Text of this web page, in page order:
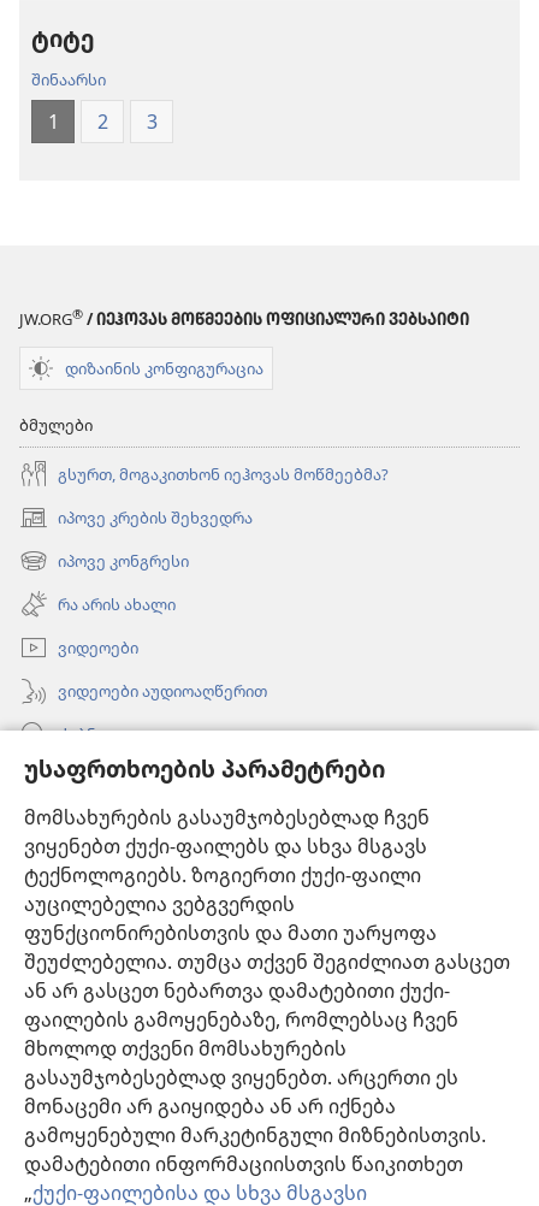
უსაფრთხოების პარამეტრები
მომსახურების გასაუმჯობესებლად ჩვენ
ვიყენებთ ქუქი-ფაილებს და სხვა მსგავს
ტექნოლოგიებს. ზოგიერთი ქუქი-ფაილი
აუცილებელია ვებგვერდის
ფუნქციონირებისთვის და მათი უარყოფა
შეუძლებელია. თუმცა თქვენ შეგიძლიათ გასცეთ
ან არ გასცეთ ნებართვა დამატებითი ქუქი-
ფაილების გამოყენებაზე, რომლებსაც ჩვენ
მხოლოდ თქვენი მომსახურების
გასაუმჯობესებლად ვიყენებთ. არცერთი ეს
მონაცემი არ გაიყიდება ან არ იქნება
გამოყენებული მარკეტინგული მიზნებისთვის.
დამატებითი ინფორმაციისთვის წაიკითხეთ
„ქუქი-ფაილებისა და სხვა მსგავსი
ტიტე
შინაარსი
1 2 3
JW.ORG® / ᲘᲔᲰᲝᲕᲐᲡ ᲛᲝᲬᲛᲔᲔᲑᲘᲡ ᲝᲤᲘᲪᲘᲐᲚᲣᲠᲘ ᲕᲔᲑᲡᲐᲘᲢᲘ
დიზაინის კონფიგურაცია
ბმულები
გსურთ, მოგაკითხონ იეჰოვას მოწმეებმა?
იპოვე კრების შეხვედრა
(გაიხსნება
ახალი
ფანჯარა)
იპოვე კონგრესი
(გაიხსნება
ახალი
ფანჯარა)
რა არის ახალი
ვიდეოები
ვიდეოები აუდიოაღწერით
ძებნა
ინფორმაცია ექიმებისთვის
ინფორმაცია ოფიციალური პირებისთვის
დახმარება
შესაწირავები
(გაიხსნება
ახალი
ფანჯარა)საგუშაგო კოშკის ონლაინ ბიბლიოთეკა™
(გაიხსნება
ახალი
ფანჯარა)JW Hub
(გაიხსნება
ახალი
ფანჯარა)JW ბიბლიოთეკა
„საგუშაგო კოშკის ბიბლიოთეკა“